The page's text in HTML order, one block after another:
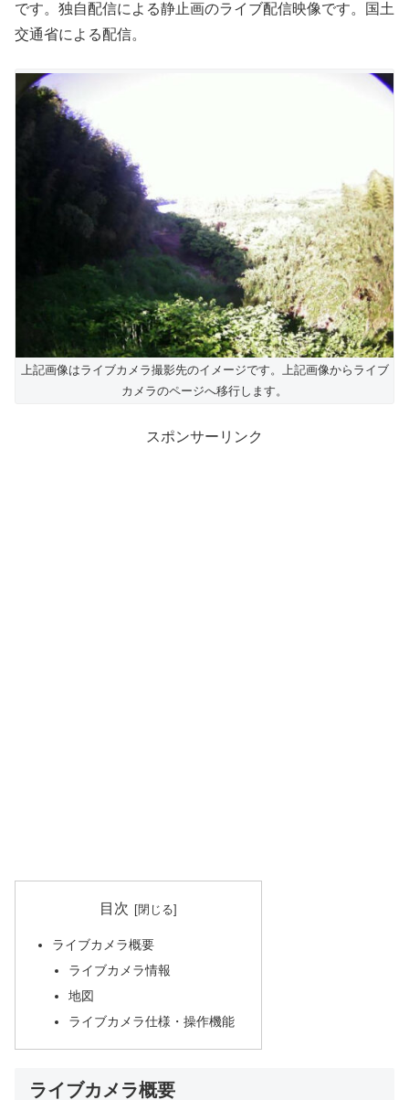
です。独自配信による静止画のライブ配信映像です。国土
交通省による配信。
上記画像はライブカメラ撮影先のイメージです。上記画像からライブ
カメラのページへ移行します。
スポンサーリンク
目次
ライブカメラ概要
ライブカメラ情報
地図
ライブカメラ仕様・操作機能
ライブカメラ概要